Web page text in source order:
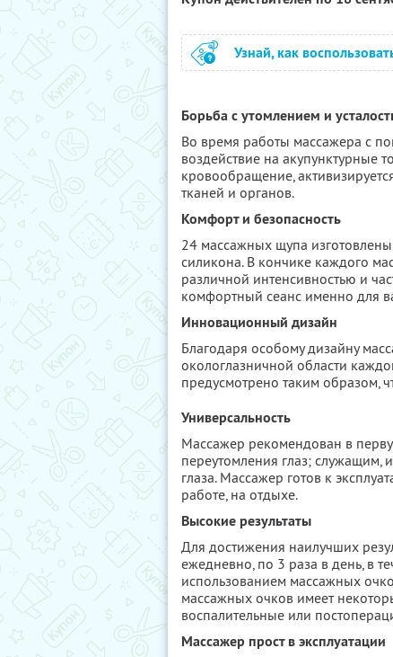
Узнай, как
Борьба с утомлением и
Во время работы массажера с
воздействие на акупунктурные
кровообращение,
тканей и органов.
Комфорт и безопасность
24 массажных щупа
силикона. В кончике каждого
различной интенсивностью и
комфортный сеанс именно для
Инновационный дизайн
Благодаря особому дизайну
окологлазничной области
предусмотрено таким образом,
Универсальность
Массажер рекомендован в
переутомления глаз; служащим,
глаза. Массажер готов к
работе, на отдыхе.
Высокие результаты
Для достижения наилучших
ежедневно, по 3 раза в день, в
использованием массажных
массажных очков имеет
воспалительные или
Массажер прост в эксплуатации